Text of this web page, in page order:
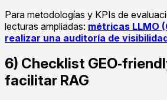
Para metodologías y KPIs de
lecturas ampliadas: métricas LLMO
realizar una auditoría de
6) Checklist
facilitar RAG